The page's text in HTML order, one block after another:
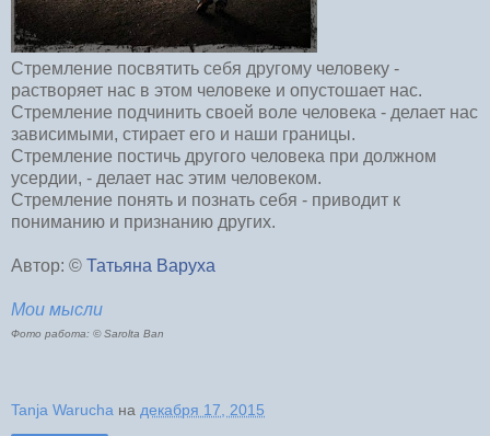
Стремление посвятить себя другому человеку -
растворяет нас в этом человеке и опустошает нас.
Стремление подчинить своей воле человека - делает нас
зависимыми, стирает его и наши границы.
Стремление постичь другого человека при должном
усердии, - делает нас этим человеком.
Стремление понять и познать себя - приводит к
пониманию и признанию других.
Автор: © Татьяна Варуха
Мои мысли
Фото работа: © Sarolta Ban
Tanja Warucha на декабря 17, 2015